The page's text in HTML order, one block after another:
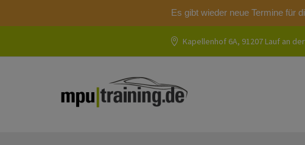
Es gibt wieder neue Termine für
Kapellenhof 6A, 91207 Lauf an